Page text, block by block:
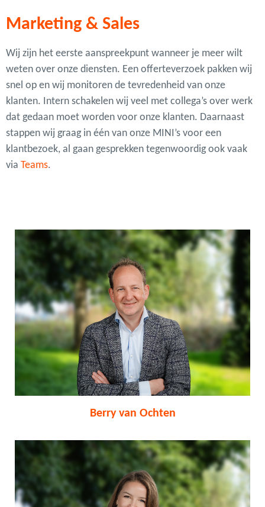
Marketing & Sales
Wij zijn het eerste aanspreekpunt wanneer je meer wilt
weten over onze diensten. Een offerteverzoek pakken wij
snel op en wij monitoren de tevredenheid van onze
klanten. Intern schakelen wij veel met collega’s over werk
dat gedaan moet worden voor onze klanten. Daarnaast
stappen wij graag in één van onze MINI’s voor een
klantbezoek, al gaan gesprekken tegenwoordig ook vaak
via Teams.
Berry van Ochten